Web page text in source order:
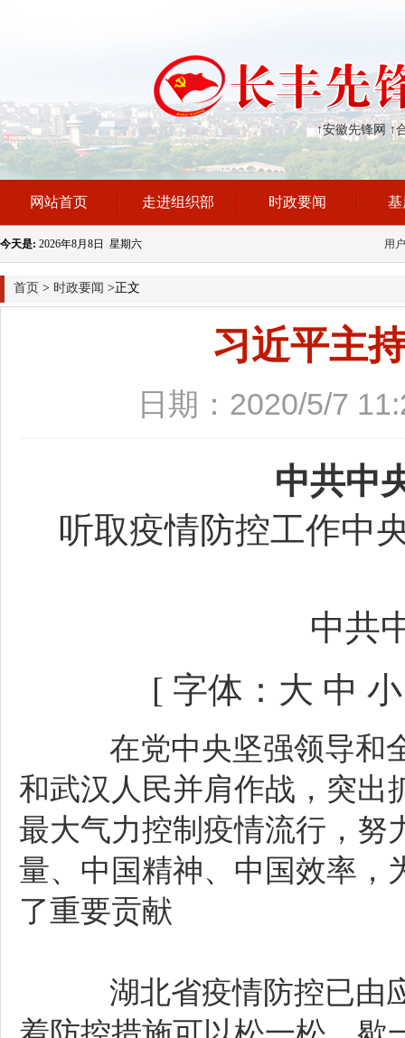
↑安徽先锋网 ↑
网站首页 走进组织部 时政要闻 基
今天是: 2026年8月8日 星期六 用
首页 > 时政要闻 >正文
习近平主
日期：2020/5/7
中共中
听取疫情防控工作中
中共
[ 字体： 大 中 小
在党中央坚强领导和全
和武汉人民并肩作战，突出
最大气力控制疫情流行，努
量、中国精神、中国效率，
了重要贡献
湖北省疫情防控已由应